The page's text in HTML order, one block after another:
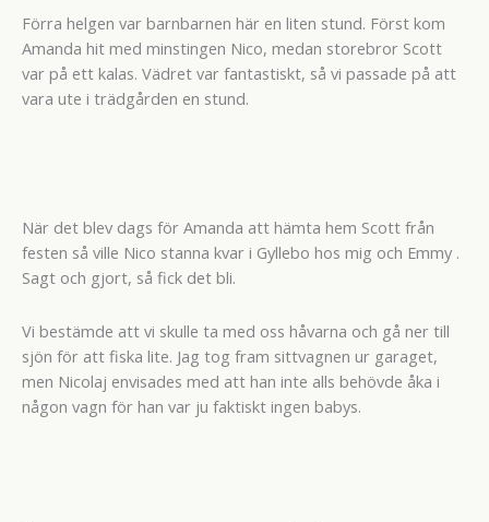
Förra helgen var barnbarnen här en liten stund. Först kom
Amanda hit med minstingen Nico, medan storebror Scott
var på ett kalas. Vädret var fantastiskt, så vi passade på att
vara ute i trädgården en stund.
När det blev dags för Amanda att hämta hem Scott från
festen så ville Nico stanna kvar i Gyllebo hos mig och Emmy .
Sagt och gjort, så fick det bli.
Vi bestämde att vi skulle ta med oss håvarna och gå ner till
sjön för att fiska lite. Jag tog fram sittvagnen ur garaget,
men Nicolaj envisades med att han inte alls behövde åka i
någon vagn för han var ju faktiskt ingen babys.